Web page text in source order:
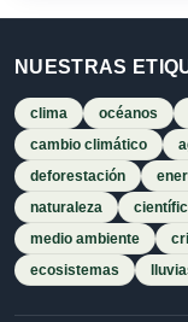
NUESTRAS
clima océanos
cambio climático
deforestación
naturaleza
medio ambiente
ecosistemas